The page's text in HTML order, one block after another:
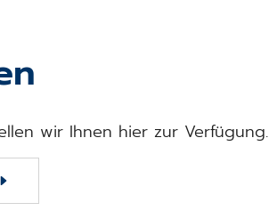
wir Ihnen hier zur Verfügung.